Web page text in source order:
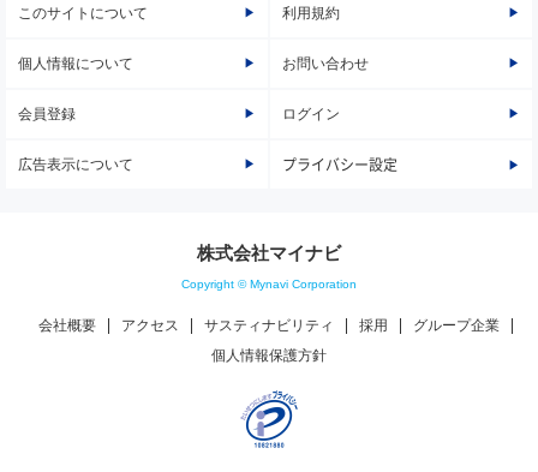
このサイトについて 利用規約
個人情報について お問い合わせ
会員登録 ログイン
広告表示について プライバシー設定
株式会社マイナビ
Copyright © Mynavi Corporation
会社概要 アクセス サスティナビリティ 採用
グループ企業
個人情報保護方針